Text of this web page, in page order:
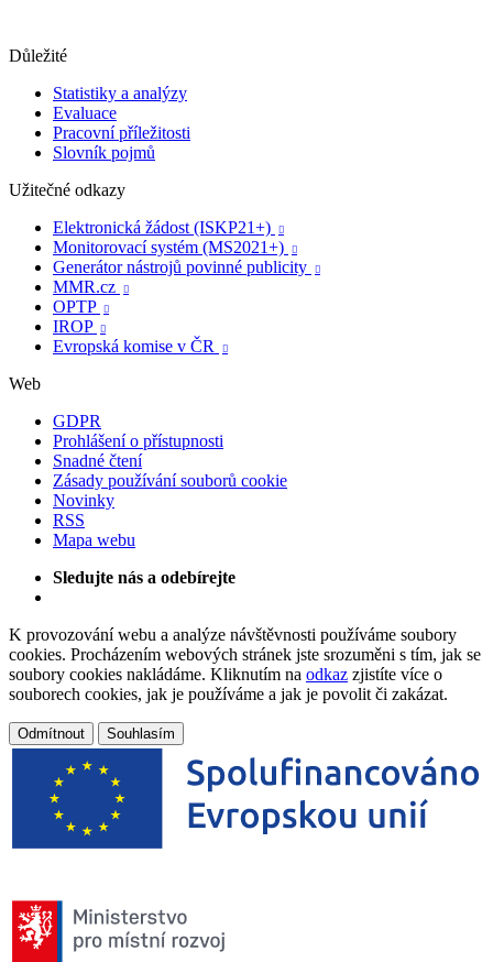
Důležité
Statistiky a analýzy
Evaluace
Pracovní příležitosti
Slovník pojmů
Užitečné odkazy
Elektronická žádost (ISKP21+)

Monitorovací systém (MS2021+) 
Generátor nástrojů povinné publicity 
MMR.cz 
OPTP 
IROP 
Evropská komise v ČR 
Web
GDPR
Prohlášení o přístupnosti
Snadné čtení
Zásady používání souborů cookie
Novinky
RSS
Mapa webu
Sledujte nás a odebírejte
K provozování webu a analýze návštěvnosti používáme soubory
cookies. Procházením webových stránek jste srozuměni s tím, jak se
soubory cookies nakládáme. Kliknutím na odkaz zjistíte více o
souborech cookies, jak je používáme a jak je povolit či zakázat.
Odmítnout Souhlasím